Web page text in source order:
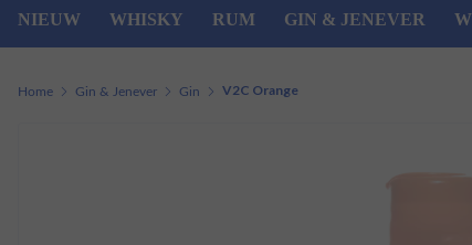
NIEUW WHISKY RUM GIN & JENEVER
Home Gin & Jenever Gin V2C Orange